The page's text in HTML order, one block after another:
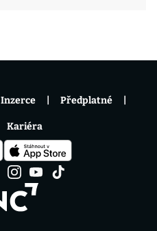
Inzerce Předplatné
Kariéra